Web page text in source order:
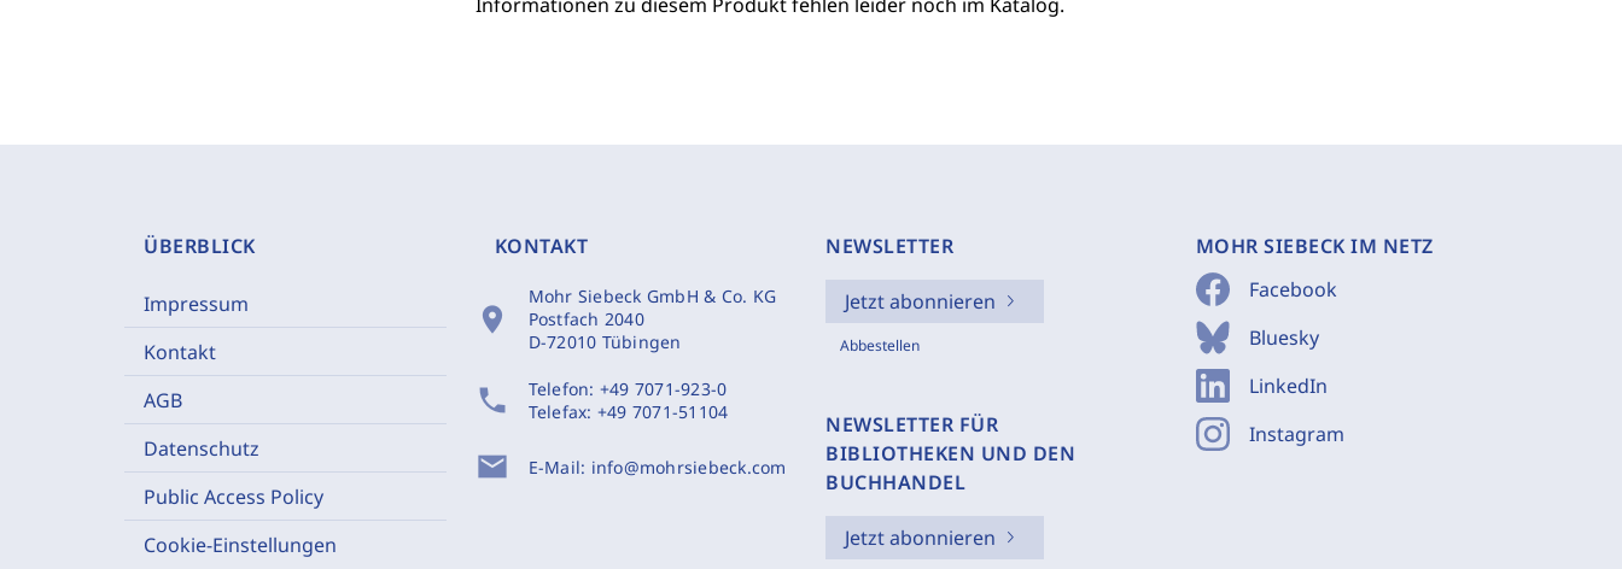
ÜBERBLICK
Impressum
Kontakt
AGB
Datenschutz
Public Access Policy
Cookie-Einstellungen
KONTAKT
location_on
Mohr Siebeck GmbH & Co. KG
Postfach 2040
D-72010 Tübingen
phone Telefon: +49 7071-923-0
Telefax: +49 7071-51104
mail E-Mail: info@mohrsiebeck.com
NEWSLETTER
Jetzt abonnieren
Abbestellen
NEWSLETTER FÜR
BIBLIOTHEKEN UND DEN
BUCHHANDEL
Jetzt abonnieren
MOHR SIEBECK IM NETZ
Facebook
Bluesky
LinkedIn
Instagram